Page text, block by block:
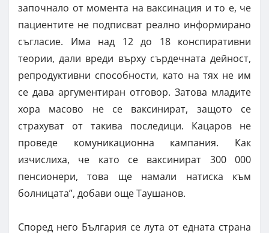
започнало от момента на ваксинация и то е, че
пациентите не подписват реално информирано
съгласие. Има над 12 до 18 конспиративни
теории, дали вреди върху сърдечната дейност,
репродуктивни способности, като на тях не им
се дава аргументиран отговор. Затова младите
хора масово не се ваксинират, защото се
страхуват от такива последици. Кацаров не
проведе комуникационна кампания. Как
изчислиха, че като се ваксинират 300 000
пенсионери, това ще намали натиска към
болницата”, добави още Таушанов.
Според него България се лута от едната страна